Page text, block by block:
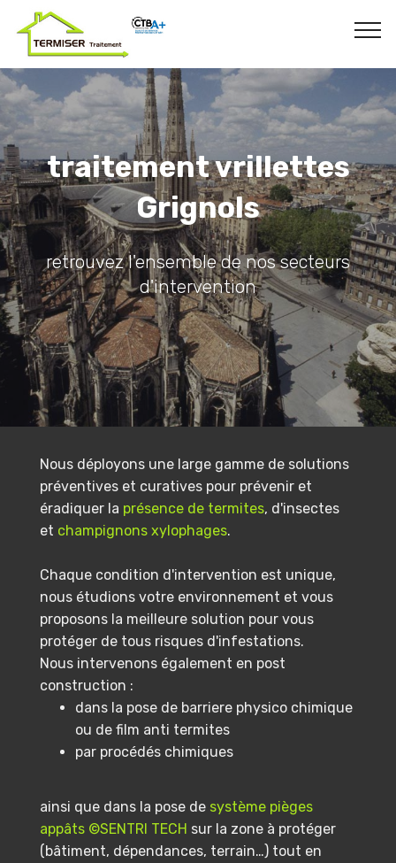
traitement vrillettes
Grignols
retrouvez l'ensemble de nos secteurs
d'intervention
Nous déployons une large gamme de solutions
préventives et curatives pour prévenir et
éradiquer la présence de termites, d'insectes
et champignons xylophages.
Chaque condition d'intervention est unique,
nous étudions votre environnement et vous
proposons la meilleure solution pour vous
protéger de tous risques d'infestations.
Nous intervenons également en post
construction :
dans la pose de barriere physico chimique
ou de film anti termites
par procédés chimiques
ainsi que dans la pose de système pièges
appâts ©SENTRI TECH sur la zone à protéger
(bâtiment, dépendances, terrain…) tout en